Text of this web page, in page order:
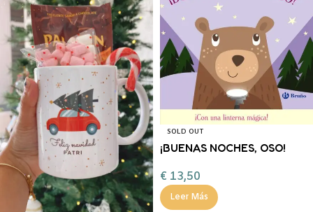
SOLD OUT
¡BUENAS NOCHES, OSO!
€ 13,50
Leer Más